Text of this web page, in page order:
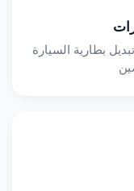
بطارية السيارة